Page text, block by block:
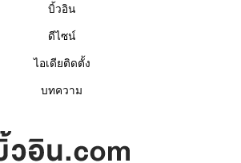
บิ้วอิน
ดีไซน์
ไอเดียติดตั้ง
บทความ